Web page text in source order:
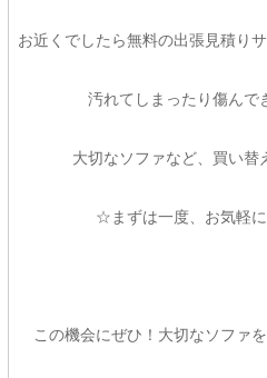
お近くでしたら無料の出張見積り
汚れてしまったり傷んで
大切なソファなど、買い替
☆まずは一度、お気軽
この機会にぜひ！大切なソファ